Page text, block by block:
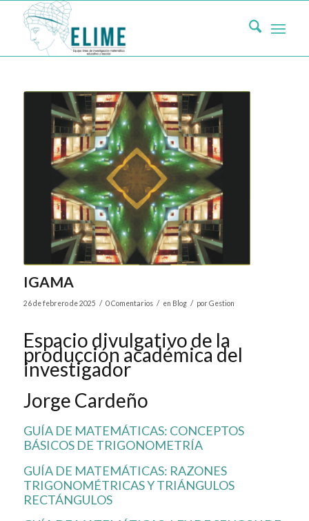
IGAMA
26 de febrero de 2025 / 0 Comentarios / en Blog / porGestion
Espacio divulgativo de la
producción académica del
investigador
Jorge Cardeño
GUÍA DE MATEMÁTICAS: CONCEPTOS
BÁSICOS DE TRIGONOMETRÍA
GUÍA DE MATEMÁTICAS: RAZONES
TRIGONOMÉTRICAS Y TRIÁNGULOS
RECTÁNGULOS